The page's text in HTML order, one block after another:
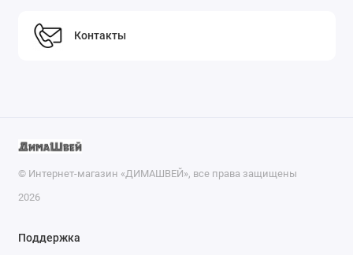
Контакты
© Интернет-магазин «ДИМАШВЕЙ», все права защищены
2026
Поддержка